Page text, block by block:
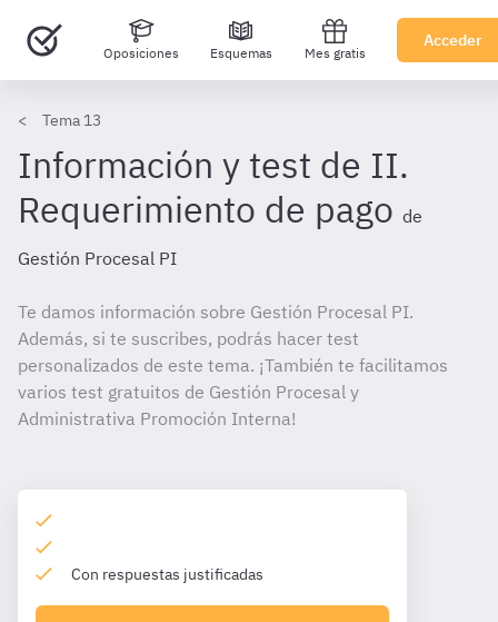
Oposiciones Esquemas Mes gratis
Acceder
Tema 13
Información y test de II.
Requerimiento de pago de
Gestión Procesal PI
Te damos información sobre Gestión Procesal PI.
Además, si te suscribes, podrás hacer test
personalizados de este tema. ¡También te facilitamos
varios test gratuitos de Gestión Procesal y
Administrativa Promoción Interna!
Con respuestas justificadas